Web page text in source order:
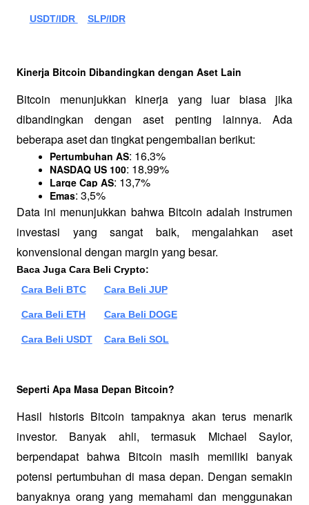
USDT/IDR SLP/IDR
Kinerja Bitcoin Dibandingkan dengan Aset Lain
Bitcoin menunjukkan kinerja yang luar biasa jika
dibandingkan dengan aset penting lainnya. Ada
beberapa aset dan tingkat pengembalian berikut:
Pertumbuhan AS: 16,3%
NASDAQ US 100: 18,99%
Large Cap AS: 13,7%
Emas: 3,5%
Data ini menunjukkan bahwa Bitcoin adalah instrumen
investasi yang sangat baik, mengalahkan aset
konvensional dengan margin yang besar.
Baca Juga Cara Beli Crypto:
Cara Beli BTC
Cara Beli JUP
Cara Beli ETH Cara Beli DOGE
Cara Beli USDT Cara Beli SOL
Seperti Apa Masa Depan Bitcoin?
Hasil historis Bitcoin tampaknya akan terus menarik
investor. Banyak ahli, termasuk Michael Saylor,
berpendapat bahwa Bitcoin masih memiliki banyak
potensi pertumbuhan di masa depan. Dengan semakin
banyaknya orang yang memahami dan menggunakan